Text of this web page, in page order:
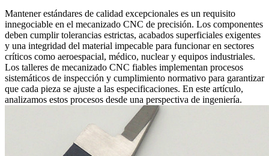
Mantener estándares de calidad excepcionales es un requisito
innegociable en el mecanizado CNC de precisión. Los componentes
deben cumplir tolerancias estrictas, acabados superficiales exigentes
y una integridad del material impecable para funcionar en sectores
críticos como aeroespacial, médico, nuclear y equipos industriales.
Los talleres de mecanizado CNC fiables implementan procesos
sistemáticos de inspección y cumplimiento normativo para garantizar
que cada pieza se ajuste a las especificaciones. En este artículo,
analizamos estos procesos desde una perspectiva de ingeniería.